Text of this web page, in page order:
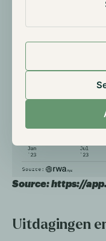
Source: https://
Uitdagingen